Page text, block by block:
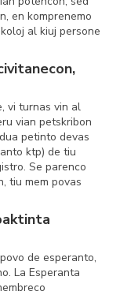
en komprenemo
al kiuj persone
vi turnas vin al
vian petskribon
petinto devas
ktp) de tiu
Se parenco
tiu mem povas
de esperanto,
La Esperanta